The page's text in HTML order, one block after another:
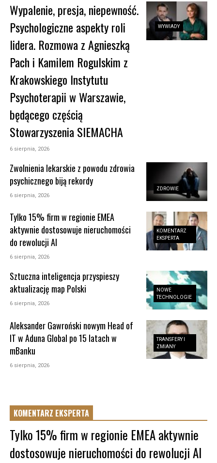
WYWIADY
Wypalenie, presja, niepewność.
Psychologiczne aspekty roli
lidera. Rozmowa z Agnieszką
Pach i Kamilem Rogulskim z
Krakowskiego Instytutu
Psychoterapii w Warszawie,
będącego częścią
Stowarzyszenia SIEMACHA
6 sierpnia, 2026
ZDROWIE
Zwolnienia lekarskie z powodu zdrowia
psychicznego biją rekordy
6 sierpnia, 2026
KOMENTARZ
EKSPERTA
Tylko 15% firm w regionie EMEA
aktywnie dostosowuje nieruchomości
do rewolucji AI
6 sierpnia, 2026
NOWE
TECHNOLOGIE
Sztuczna inteligencja przyspieszy
aktualizację map Polski
6 sierpnia, 2026
TRANSFERY I
ZMIANY
Aleksander Gawroński nowym Head of
IT w Aduna Global po 15 latach w
mBanku
6 sierpnia, 2026
KOMENTARZ EKSPERTA
Tylko 15% firm w regionie EMEA aktywnie
dostosowuje nieruchomości do rewolucji AI